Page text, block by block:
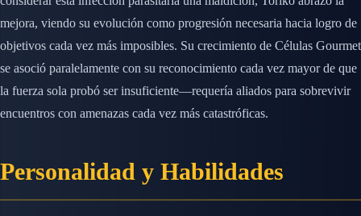
mejora, viendo su evolución como progresión necesaria hacia logro de
objetivos cada vez más imposibles. Su crecimiento de Células Gourmet
se asoció paralelamente con su reconocimiento cada vez mayor de que
la fuerza sola probó ser insuficiente—requería aliados para sobrevivir
encuentros con amenazas cada vez más catastróficas.
Personalidad y Habilidades